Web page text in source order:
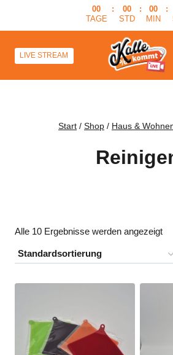
00
TAGE
:
00
STD
:
00
MIN
:
LIVE STREAM
Start / Shop / Haus &
Alle 10 Ergebnisse werden angezeigt